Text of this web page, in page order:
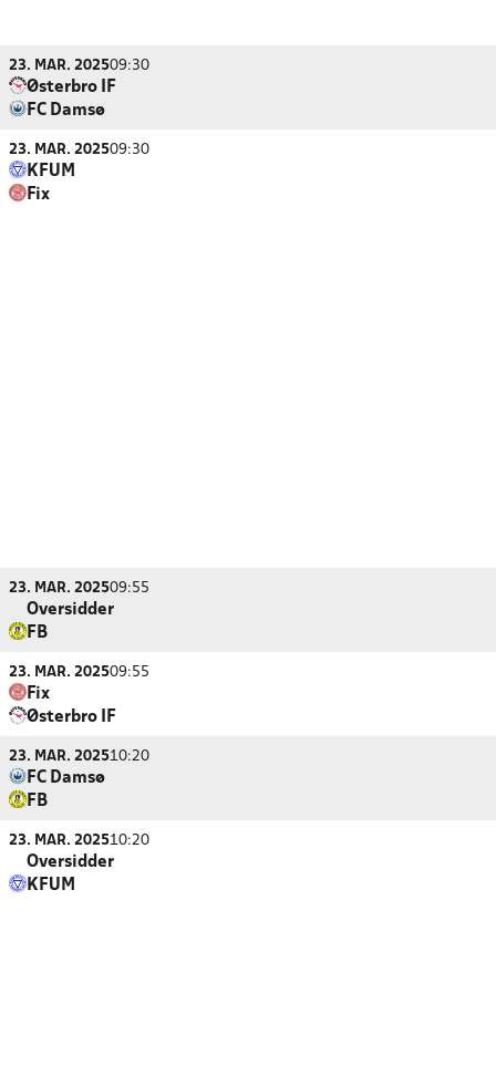
23. MAR. 202509:30
Østerbro IF
FC Damsø
23. MAR. 202509:30
KFUM
Fix
23. MAR. 202509:55
Oversidder
FB
23. MAR. 202509:55
Fix
Østerbro IF
23. MAR. 202510:20
FC Damsø
FB
23. MAR. 202510:20
Oversidder
KFUM